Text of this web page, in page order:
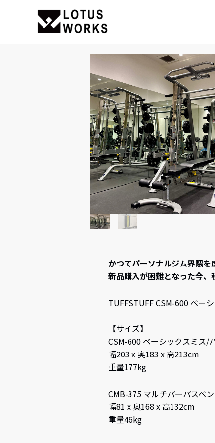
かつてパーソナルジム界隈を
新品購入が困難となった今、
TUFFSTUFF CSM-600 ベー
【サイズ】
CSM-600 ベーシックスミス/
幅203 x 奥183 x 高213cm
重量177kg
CMB-375 マルチパーパスベ
幅81 x 奥168 x 高132cm
重量46kg